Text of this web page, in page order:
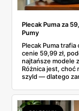
Plecak Puma za
Pumy
Plecak Puma trafia
cenie 59,99 zł,
najtańsze modele
Różnica jest, choć
szyld — dlatego
rozpiska: co
odpowiedniki u
się opłaci.